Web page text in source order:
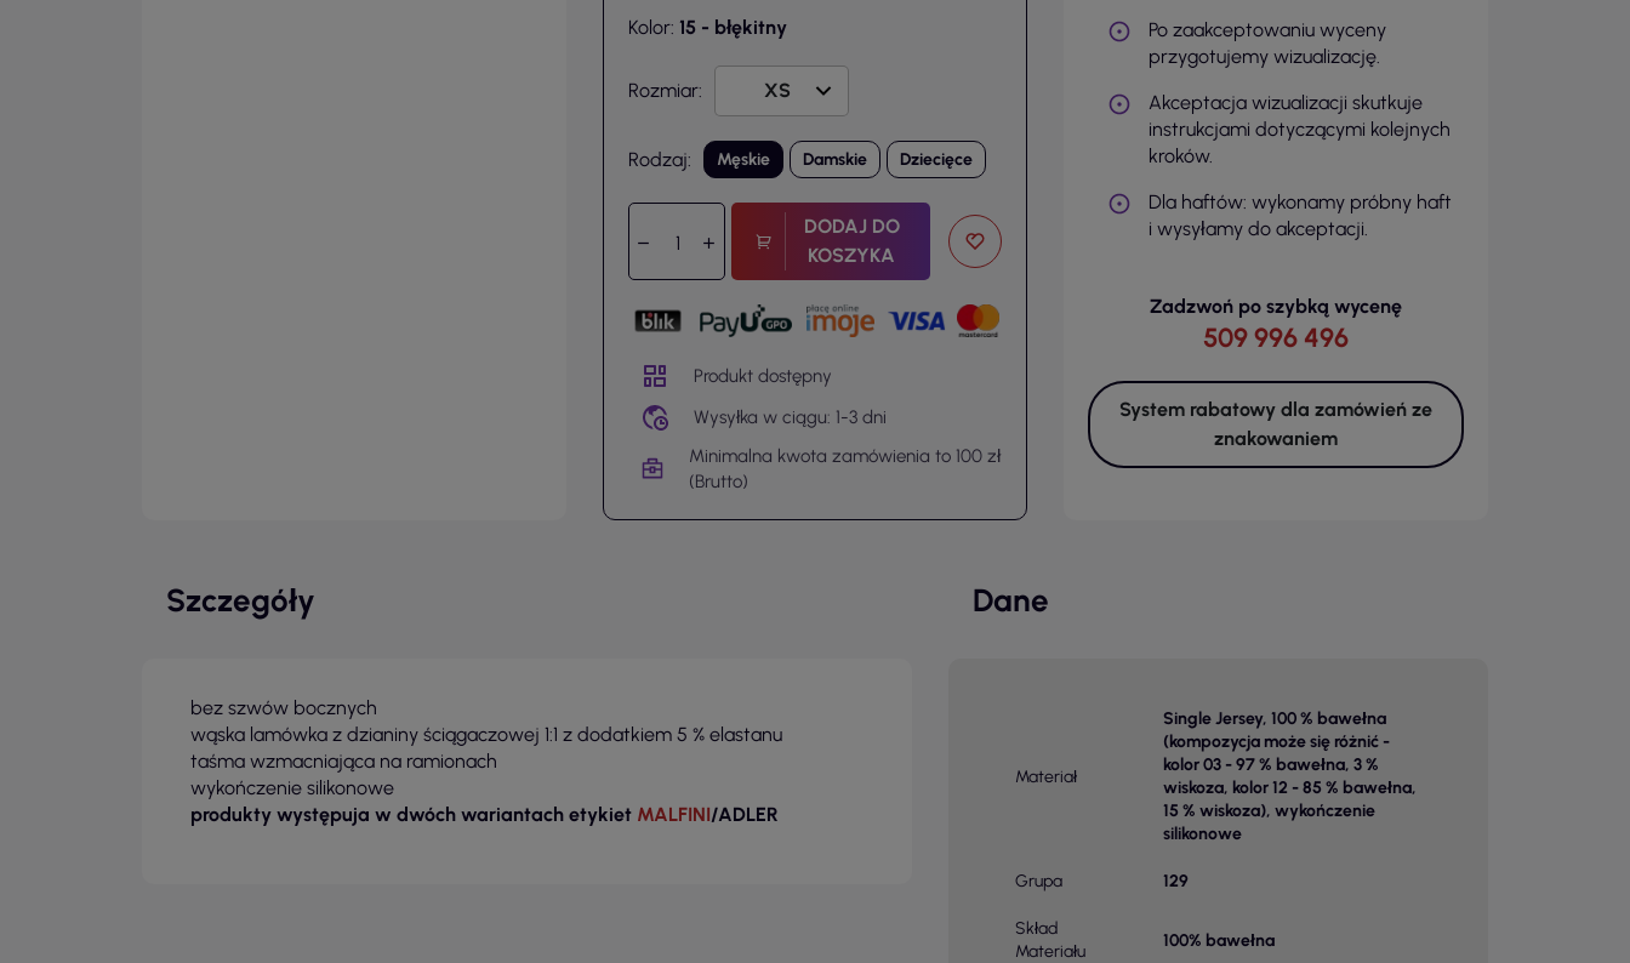
Kolor: 15 - błękitny
Rozmiar:
Rodzaj: Męskie Damskie Dziecięce
DODAJ DO
KOSZYKA
Produkt dostępny
Wysyłka w ciągu: 1-3 dni
Minimalna kwota zamówienia to 100 zł
(Brutto)
Po zaakceptowaniu wyceny
przygotujemy wizualizację.
Akceptacja wizualizacji skutkuje
instrukcjami dotyczącymi kolejnych
kroków.
Dla haftów: wykonamy próbny haft
i wysyłamy do akceptacji.
Zadzwoń po szybką wycenę
509 996 496
System rabatowy dla zamówień ze
znakowaniem
Szczegóły
bez szwów bocznych
wąska lamówka z dzianiny ściągaczowej 1:1 z dodatkiem 5 % elastanu
taśma wzmacniająca na ramionach
wykończenie silikonowe
produkty występuja w dwóch wariantach etykiet MALFINI/ADLER
Dane
Materiał
Single Jersey, 100 % bawełna
(kompozycja może się różnić -
kolor 03 - 97 % bawełna, 3 %
wiskoza, kolor 12 - 85 % bawełna,
15 % wiskoza), wykończenie
silikonowe
Grupa 129
Skład
Materiału
100% bawełna